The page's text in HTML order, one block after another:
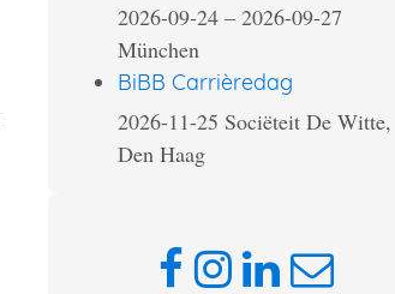
2026-09-24 – 2026-09-27
München
BiBB Carrièredag
2026-11-25 Sociëteit De Witte,
Den Haag